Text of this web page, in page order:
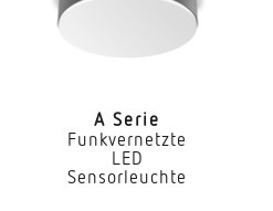
Außenbereich
Anwendung, Raum
HausSporthalleTerrasse /
Montageort
A Serie
Funkvernetzte
LED
Sensorleuchte